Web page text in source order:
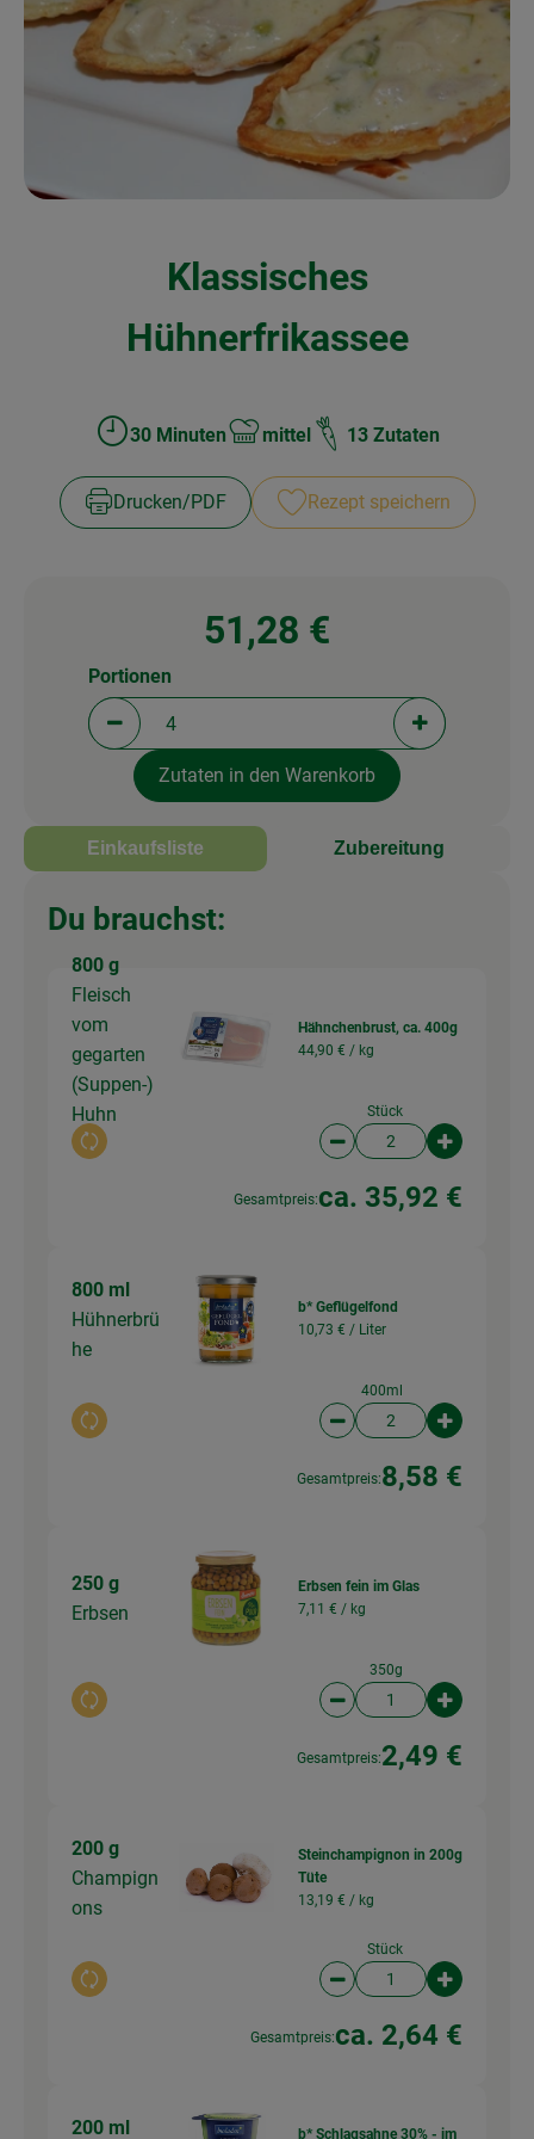
Kochen & Backen
Naturkost
Veranstaltungen
Klassisches
Hühnerfrikassee
Zubreitungszeit:
30 Minuten
Schwierigkeit:
mittel 13 Zutaten
Drucken​/​PDF Rezept speichern
51,28 €
Portionen verringern (aktuell 4 Portionen
Portionen
Portionen
Zutaten in den Warenkorb
Einkaufsliste Zubereitung
Du brauchst:
800 g
Fleisch
vom
gegarten
(Suppen-)
Huhn
Auswahl ändern
Hähnchenbrust, ca. 400g
44,90 € / kg
Stück
Artikelanzahl
Gesamtpreis:ca. 35,92 €
800 ml
Hühnerbrü
he
Auswahl ändern
b* Geflügelfond
10,73 € / Liter
400ml
Artikelanzahl
Gesamtpreis:8,58 €
250 g
Erbsen
Auswahl ändern
Erbsen fein im Glas
7,11 € / kg
350g
Artikelanzahl
Gesamtpreis:2,49 €
200 g
Champign
ons
Auswahl ändern
Steinchampignon in 200g
Tüte
13,19 € / kg
Stück
Artikelanzahl
Gesamtpreis:ca. 2,64 €
200 ml b* Schlagsahne 30% - im